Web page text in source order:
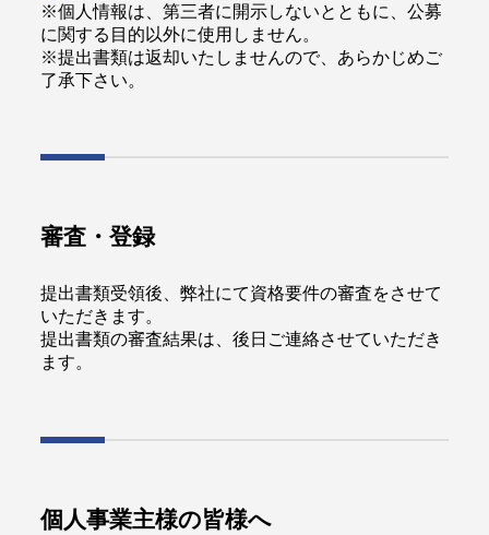
※個人情報は、第三者に開示しないとともに、公募
に関する目的以外に使用しません。
※提出書類は返却いたしませんので、あらかじめご
了承下さい。
審査・登録
提出書類受領後、弊社にて資格要件の審査をさせて
いただきます。
提出書類の審査結果は、後日ご連絡させていただき
ます。
個人事業主様の皆様へ